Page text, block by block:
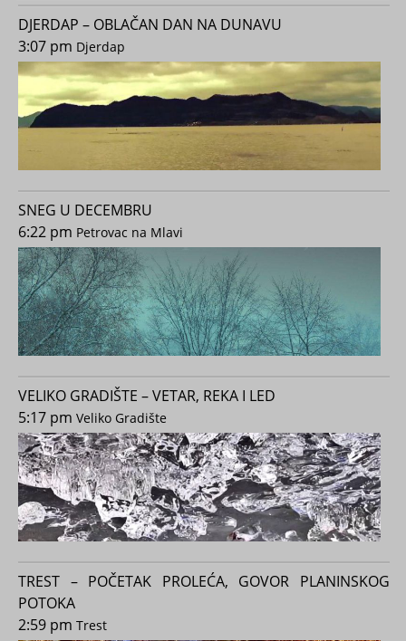
DJERDAP – OBLAČAN DAN NA DUNAVU
3:07 pm Djerdap
SNEG U DECEMBRU
6:22 pm Petrovac na Mlavi
VELIKO GRADIŠTE – VETAR, REKA I LED
5:17 pm Veliko Gradište
TREST – POČETAK PROLEĆA, GOVOR PLANINSKOG
POTOKA
2:59 pm Trest